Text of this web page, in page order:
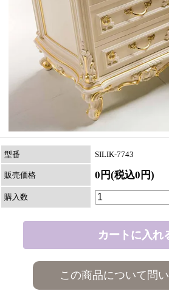
型番 SILIK-7743
販売価格 0円(税込0円)
購入数
この商品について問